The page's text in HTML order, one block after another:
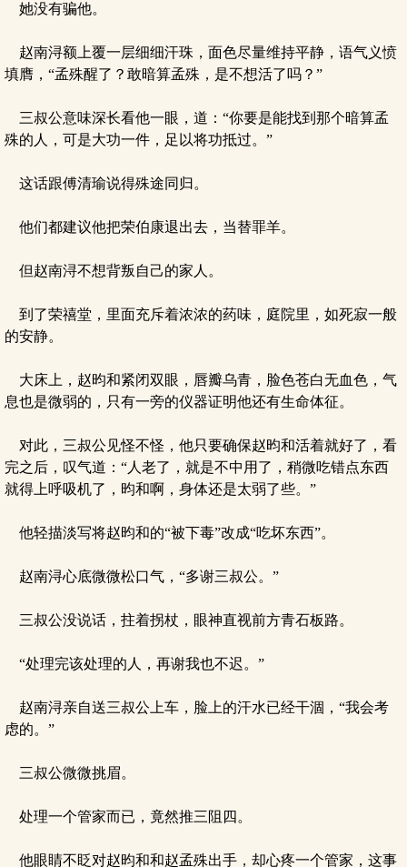
她没有骗他。
赵南浔额上覆一层细细汗珠，面色尽量维持平静，语气义愤
填膺，“孟殊醒了？敢暗算孟殊，是不想活了吗？”
三叔公意味深长看他一眼，道：“你要是能找到那个暗算孟
殊的人，可是大功一件，足以将功抵过。”
这话跟傅清瑜说得殊途同归。
他们都建议他把荣伯康退出去，当替罪羊。
但赵南浔不想背叛自己的家人。
到了荣禧堂，里面充斥着浓浓的药味，庭院里，如死寂一般
的安静。
大床上，赵昀和紧闭双眼，唇瓣乌青，脸色苍白无血色，气
息也是微弱的，只有一旁的仪器证明他还有生命体征。
对此，三叔公见怪不怪，他只要确保赵昀和活着就好了，看
完之后，叹气道：“人老了，就是不中用了，稍微吃错点东西
就得上呼吸机了，昀和啊，身体还是太弱了些。”
他轻描淡写将赵昀和的“被下毒”改成“吃坏东西”。
赵南浔心底微微松口气，“多谢三叔公。”
三叔公没说话，拄着拐杖，眼神直视前方青石板路。
“处理完该处理的人，再谢我也不迟。”
赵南浔亲自送三叔公上车，脸上的汗水已经干涸，“我会考
虑的。”
三叔公微微挑眉。
处理一个管家而已，竟然推三阻四。
他眼睛不眨对赵昀和和赵孟殊出手，却心疼一个管家，这事